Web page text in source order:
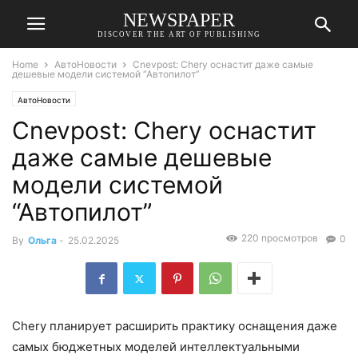
NEWSPAPER
DISCOVER THE ART OF PUBLISHING
Home АвтоНовости
Cnevpost: Chery оснастит даже самые
дешевые модели системой “Автопилот”
АвтоНовости
Cnevpost: Chery оснастит
даже самые дешевые
модели системой
“Автопилот”
By Ольга - 25.02.2025 0
220 просмотров
Chery планирует расширить практику оснащения даже
самых бюджетных моделей интеллектуальными